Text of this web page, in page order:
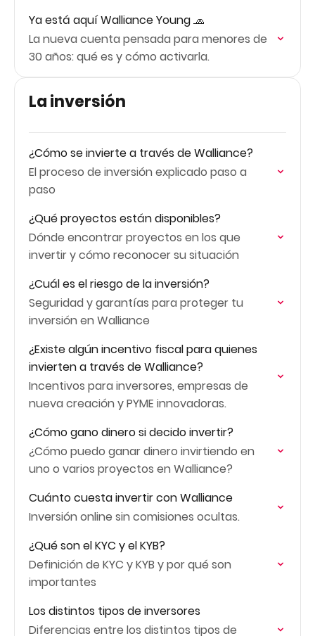
Ya está aquí Walliance Young 🧢
La nueva cuenta pensada para menores de
30 años: qué es y cómo activarla.
La inversión
¿Cómo se invierte a través de Walliance?
El proceso de inversión explicado paso a
paso
¿Qué proyectos están disponibles?
Dónde encontrar proyectos en los que
invertir y cómo reconocer su situación
¿Cuál es el riesgo de la inversión?
Seguridad y garantías para proteger tu
inversión en Walliance
¿Existe algún incentivo fiscal para quienes
invierten a través de Walliance?
Incentivos para inversores, empresas de
nueva creación y PYME innovadoras.
¿Cómo gano dinero si decido invertir?
¿Cómo puedo ganar dinero invirtiendo en
uno o varios proyectos en Walliance?
Cuánto cuesta invertir con Walliance
Inversión online sin comisiones ocultas.
¿Qué son el KYC y el KYB?
Definición de KYC y KYB y por qué son
importantes
Los distintos tipos de inversores
Diferencias entre los distintos tipos de